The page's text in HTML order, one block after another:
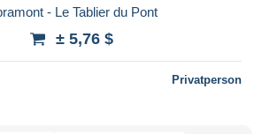
- Le Tablier du Pont
± 5,76 $
Privatperson